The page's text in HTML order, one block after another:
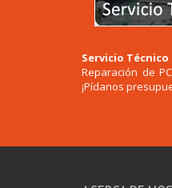
Servicio
Reparación de
¡Pídanos